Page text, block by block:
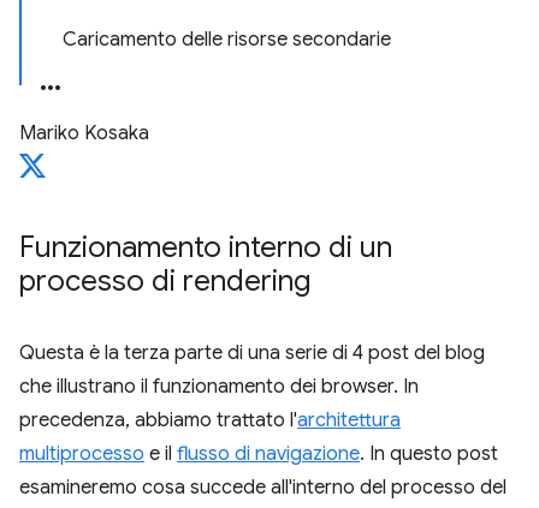
Caricamento delle risorse secondarie
Mariko Kosaka
Funzionamento interno di un
processo di rendering
Questa è la terza parte di una serie di 4 post del blog
che illustrano il funzionamento dei browser. In
precedenza, abbiamo trattato l'architettura
multiprocesso e il flusso di navigazione. In questo post
esamineremo cosa succede all'interno del processo del